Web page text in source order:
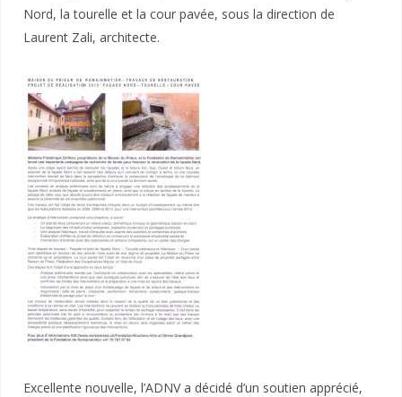
Nord, la tourelle et la cour pavée, sous la direction de
Laurent Zali, architecte.
Excellente nouvelle, l’ADNV a décidé d’un soutien apprécié,